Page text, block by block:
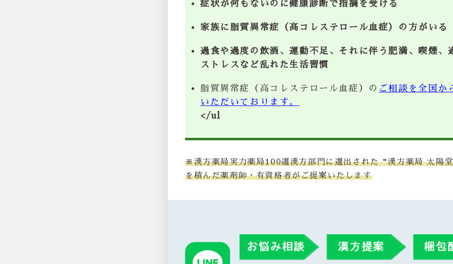
症状が何もないのに健康診断で指摘を受ける
家族に脂質異常症（高コレステロール血症）の方がいる
過食や過度の飲酒、運動不足、それに伴う肥満、喫煙、
ストレスなど乱れた生活習慣
脂質異常症（高コレステロール血症）の ご相談を全国か
いただいております。
</ul
※漢方薬局実力薬局100選漢方部門に選出された“漢方薬局 太陽
を積んだ薬剤師・有資格者がご提案いたします